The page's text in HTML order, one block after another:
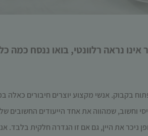
נראה רלוונטי, בואו ננסח כמה
בקבוק. אנשי מקצוע יוצרים חיבורים כאלה
שמהווה את אחד הייעודים החשובים של
ניכר את היין, גם אם זו הגדרה חלקית בלבד.
במהלך
ביקורך. אם
אלו, חלק
מהפונקציות
עשויות